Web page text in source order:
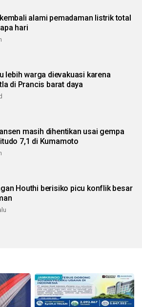
alami pemadaman listrik total
hari
lebih warga dievakuasi karena
di Prancis barat daya
masih dihentikan usai gempa
7,1 di Kumamoto
Houthi berisiko picu konflik besar